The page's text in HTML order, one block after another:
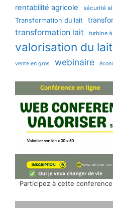
rentabilité agricole sécurité
Transformation du lait
transformation lait turbine
valorisation du lait
vente en gros webinaire
Participez à cette